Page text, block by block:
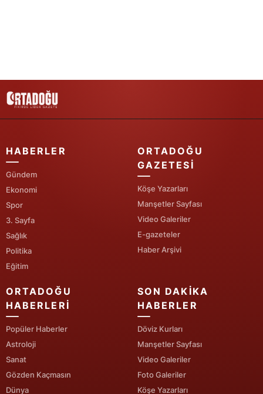
Şanlıurfa
Yozgat
Zonguldak
Aksaray
Bayburt
Karaman
Batman
Şırnak
Bartın
Ardahan
HABERLER
Gündem
Ekonomi
Spor
3. Sayfa
Sağlık
Politika
Eğitim
ORTADOĞU
GAZETESI
Köşe Yazarları
Manşetler Sayfası
Video Galeriler
E-gazeteler
Haber Arşivi
ORTADOĞU
HABERLERI
Popüler Haberler
Astroloji
Sanat
Gözden Kaçmasın
Dünya
SON DAKIKA
HABERLER
Döviz Kurları
Manşetler Sayfası
Video Galeriler
Foto Galeriler
Köşe Yazarları